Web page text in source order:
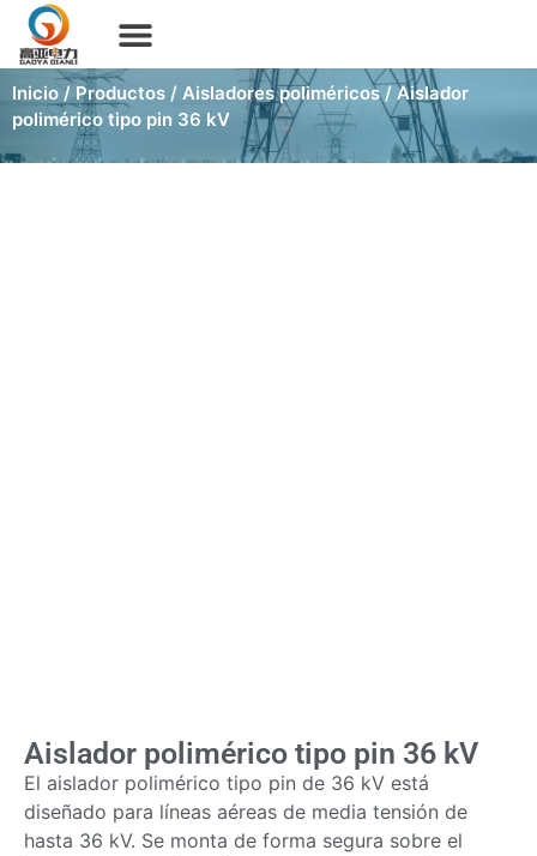
Inicio / Productos / Aisladores poliméricos/ Aislador
polimérico tipo pin 36 kV
Aislador polimérico tipo pin 36 kV
El aislador polimérico tipo pin de 36 kV está
diseñado para líneas aéreas de media tensión de
hasta 36 kV. Se monta de forma segura sobre el